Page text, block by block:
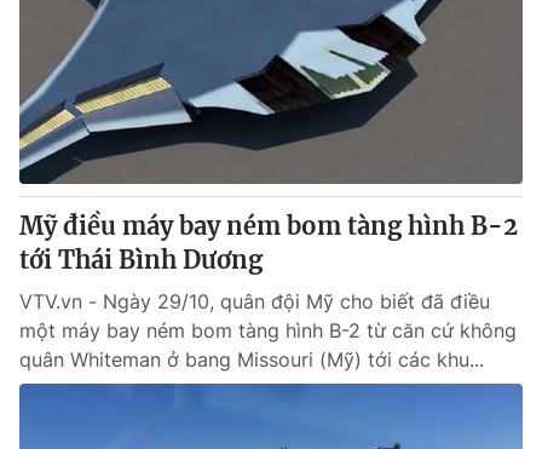
VTV Sức khoẻ Bất động sản
Thị trường 24h Tấm lòng Việt
VTV4
VTV9
Liên hệ tòa soạn English
Mỹ điều máy bay ném bom tàng hình B-2
tới Thái Bình Dương
VTV.vn - Ngày 29/10, quân đội Mỹ cho biết đã điều
một máy bay ném bom tàng hình B-2 từ căn cứ không
quân Whiteman ở bang Missouri (Mỹ) tới các khu...